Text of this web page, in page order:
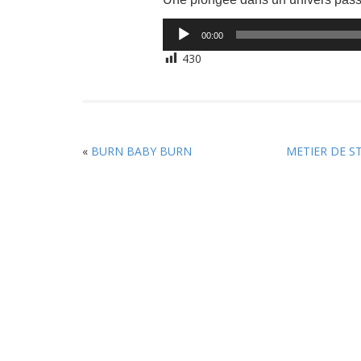
Lecteur
audio
00:00
430
« BURN BABY BURN METIER DE